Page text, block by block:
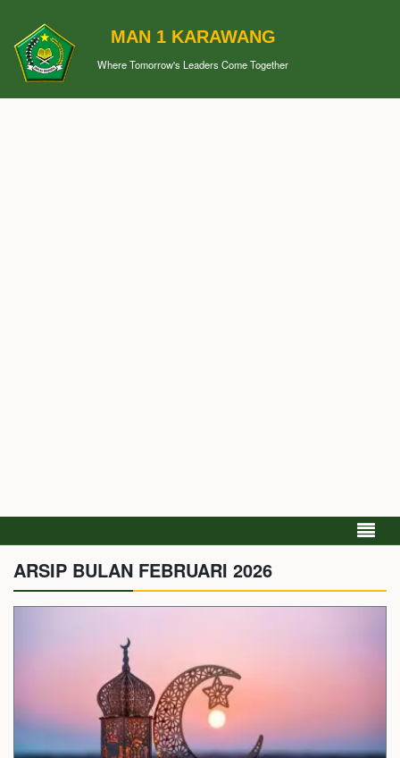
MAN 1 KARAWANG
Where Tomorrow's Leaders Come Together
ARSIP BULAN FEBRUARI 2026